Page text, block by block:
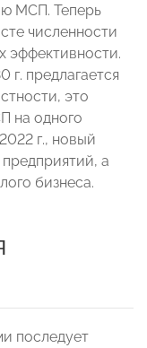
МСП. Теперь
численности
эффективности.
г. предлагается
это
на одного
г., новый
а
бизнеса.
последует